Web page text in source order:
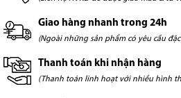
Giao hàng nhanh trong 24h
(Ngoài những sản phẩm có yêu cầu
Thanh toán khi nhận hàng
(Thanh toán linh hoạt với nhiều hình